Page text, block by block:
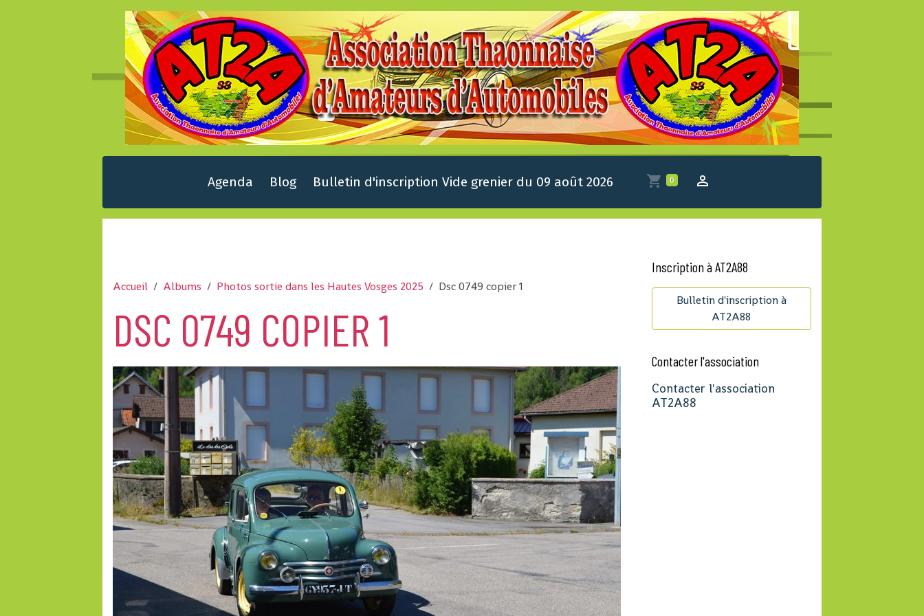
Agenda Blog Bulletin d'inscription Vide grenier du 09 août 2026 0
Accueil Albums Photos sortie dans les Hautes Vosges 2025 Dsc 0749 copier 1
DSC 0749 COPIER 1
Inscription à AT2A88
Bulletin d'inscription à
AT2A88
Contacter l'association
Contacter l'association
AT2A88